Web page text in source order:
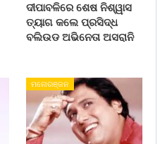
ଦୀପାବଳିରେ ଶେଷ ନିଶ୍ୱାସ
ତ୍ୟାଗ କଲେ ପ୍ରସିଦ୍ଧ
ବଲିଉଡ ଅଭିନେତା ଅସରାନି
ମନୋରଞ୍ଜନ